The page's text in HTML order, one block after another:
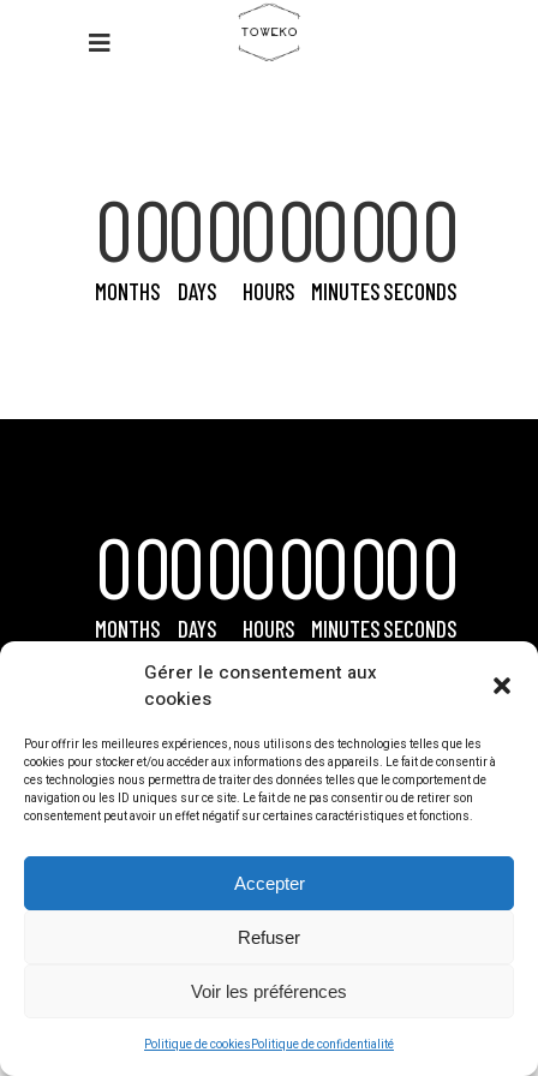
Gérer le consentement aux
cookies
Pour offrir les meilleures expériences, nous utilisons des technologies telles que les
cookies pour stocker et/ou accéder aux informations des appareils. Le fait de consentir à
ces technologies nous permettra de traiter des données telles que le comportement de
navigation ou les ID uniques sur ce site. Le fait de ne pas consentir ou de retirer son
consentement peut avoir un effet négatif sur certaines caractéristiques et fonctions.
Accepter
Refuser
Voir les préférences
Politique de cookiesPolitique de confidentialité
00
MONTHS
00
DAYS
00
HOURS
00
MINUTES
00
SECONDS
00
MONTHS
00
DAYS
00
HOURS
00
MINUTES
00
SECONDS